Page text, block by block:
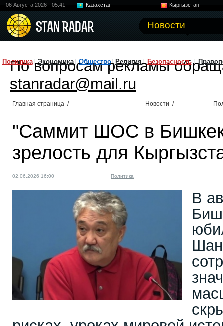
06 Августа 2026 05:41 Казахстан
Кыргызстан
Новости
Политика Экономика Общество Религия Безопасность
По вопросам рекламы
stanradar@mail.ru
Главная страница / Новости /
"Саммит ШОС в
зрелость для
02.06.2026 16:00 Политика
В